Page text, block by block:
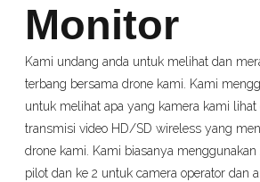
Monitor
Kami undang anda untuk melihat dan
terbang bersama drone kami. Kami
untuk melihat apa yang kamera kami lihat
transmisi video HD/SD wireless yang
drone kami. Kami biasanya menggunakan
pilot dan ke 2 untuk camera operator dan